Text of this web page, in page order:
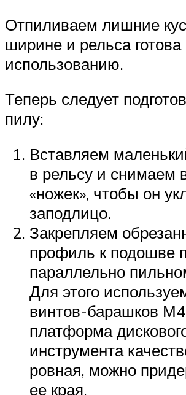
Отпиливаем лишние
ширине и рельса готова
использованию.
Теперь следует
пилу:
Вставляем
в рельсу и снимаем
«ножек», чтобы он
заподлицо.
Закрепляем
профиль к подошве
параллельно
Для этого
винтов-барашков
платформа
инструмента
ровная, можно
ее края.